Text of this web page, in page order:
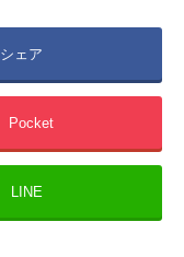
シェア
Pocket
LINE